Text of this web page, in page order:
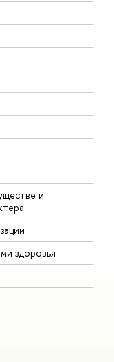
и
здоровья